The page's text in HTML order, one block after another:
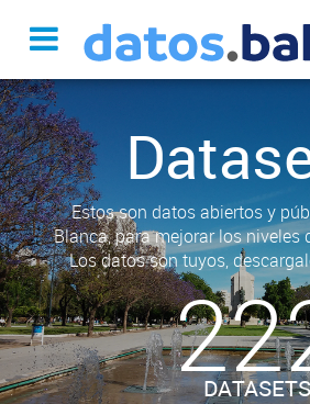
Estos son datos abiertos y
Blanca, para mejorar los niveles
Los datos son tuyos,
DATASETS